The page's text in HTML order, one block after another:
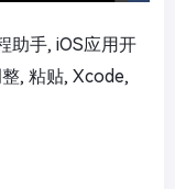
助手, iOS应用开
, 粘贴, Xcode,